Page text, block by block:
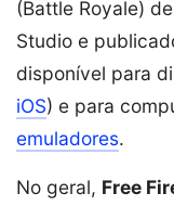
(Battle Royale)
Studio e
disponível para
iOS) e para
emuladores.
No geral, Free